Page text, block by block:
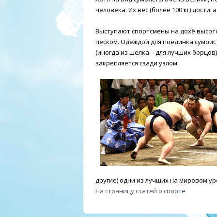
человека. Их вес (более 100 кг)
Выступают спортсмены на дохё
песком. Одеждой для поединка
(иногда из шелка – для лучших
закрепляется сзади узлом.
другие) одни из лучших на мировом
На страницу статей о спорте